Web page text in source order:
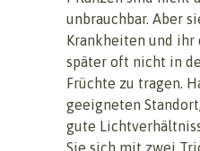
unbrauchbar. Aber
Krankheiten und ihr
später oft nicht in
Früchte zu tragen.
geeigneten
gute
Sie sich mit zwei